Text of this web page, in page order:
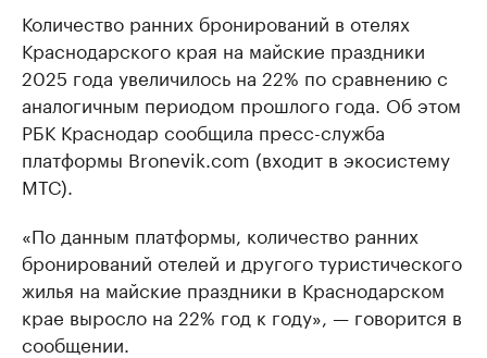
Количество ранних бронирований в отелях
Краснодарского края на майские праздники
2025 года увеличилось на 22% по сравнению с
аналогичным периодом прошлого года. Об этом
РБК Краснодар сообщила пресс-служба
платформы Bronevik.com (входит в экосистему
МТС).
«По данным платформы, количество ранних
бронирований отелей и другого туристического
жилья на майские праздники в Краснодарском
крае выросло на 22% год к году», — говорится в
сообщении.